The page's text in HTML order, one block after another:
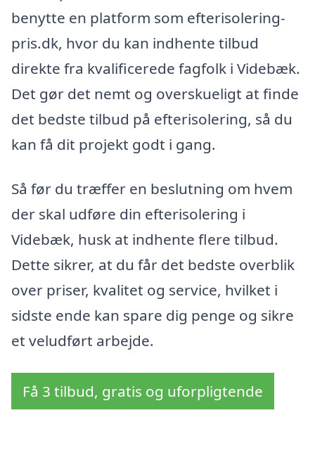
benytte en platform som efterisolering-
pris.dk, hvor du kan indhente tilbud
direkte fra kvalificerede fagfolk i Videbæk.
Det gør det nemt og overskueligt at finde
det bedste tilbud på efterisolering, så du
kan få dit projekt godt i gang.
Så før du træffer en beslutning om hvem
der skal udføre din efterisolering i
Videbæk, husk at indhente flere tilbud.
Dette sikrer, at du får det bedste overblik
over priser, kvalitet og service, hvilket i
sidste ende kan spare dig penge og sikre
et veludført arbejde.
Få 3 tilbud, gratis og uforpligtende